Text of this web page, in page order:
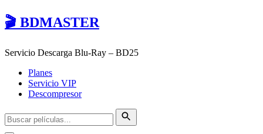
🎬 BDMASTER
Servicio Descarga Blu-Ray – BD25
Planes
Servicio VIP
Descompresor